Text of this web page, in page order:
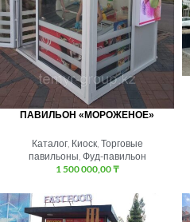
ПАВИЛЬОН «МОРОЖЕНОЕ»
Каталог, Киоск, Торговые
павильоны Фуд-павильон
1 500 000,00₸